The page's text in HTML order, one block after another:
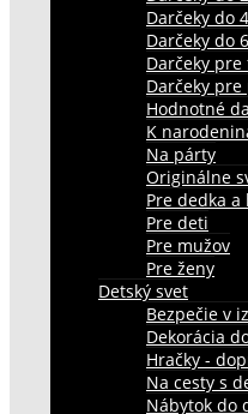
Darčeky do
Darčeky do
Darčeky
Darčeky
Hodnotné
K
Na párty
Originálne
Pre dedka a
Pre deti
Pre mužov
Pre ženy
Detský svet
Bezpečie v
Dekorácia
Hračky -
Na cesty s
Nábytok do